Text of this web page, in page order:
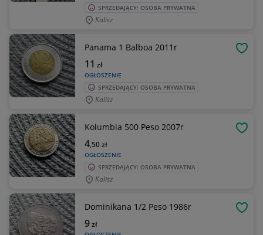
SPRZEDAJĄCY: OSOBA PRYWATNA
Kalisz
Panama 1 Balboa 2011r
OGŁOSZENIE
11 zł
SPRZEDAJĄCY: OSOBA PRYWATNA
Kalisz
Kolumbia 500 Peso 2007r
OGŁOSZENIE
4,50zł
SPRZEDAJĄCY: OSOBA PRYWATNA
Kalisz
Dominikana 1/2 Peso 1986r
9zł